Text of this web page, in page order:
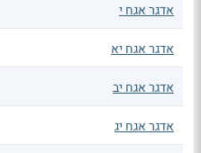
אדגר אגח י
אדגר אגח יא
אדגר אגח יב
אדגר אגח יג